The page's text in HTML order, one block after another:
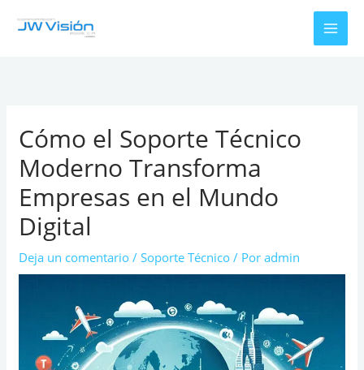
Cómo el Soporte Técnico
Moderno Transforma
Empresas en el Mundo
Digital
Deja un comentario /Soporte Técnico / Poradmin